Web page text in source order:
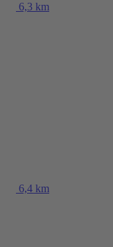
6,3 km
6,4 km